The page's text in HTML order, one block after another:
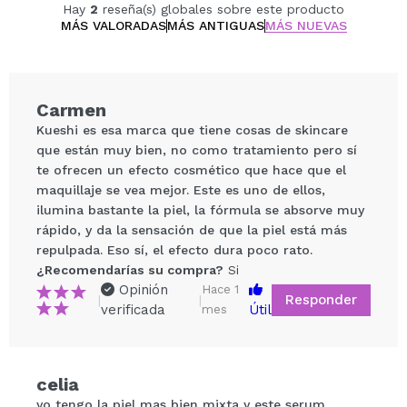
Hay 2 reseña(s) globales sobre este producto
MÁS VALORADASMÁS ANTIGUASMÁS NUEVAS
Compartir un vídeo o una foto
Tu vídeo podría ser el primero. Imagínatelo...
Carmen
Kueshi es esa marca que tiene cosas de skincare
que están muy bien, no como tratamiento pero sí
te ofrecen un efecto cosmético que hace que el
maquillaje se vea mejor. Este es uno de ellos,
ilumina bastante la piel, la fórmula se absorve muy
rápido, y da la sensación de que la piel está más
repulpada. Eso sí, el efecto dura poco rato.
¿Recomendarías su compra? Si
|
Opinión
verificada
|
Hace 1
mes
Útil
Responder
celia